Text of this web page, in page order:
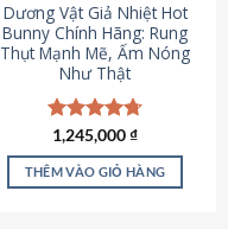
Dương Vật Giả Nhiệt Hot
Bunny Chính Hãng: Rung
Thụt Mạnh Mẽ, Ấm Nóng
Như Thật
Được xếp
hạng4.73
5 sao
1,245,000₫
THÊM VÀO GIỎ HÀNG